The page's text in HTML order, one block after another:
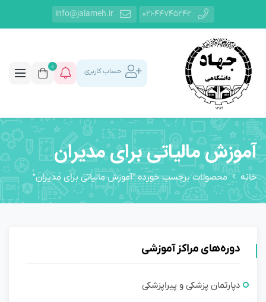
021-44745242
info@jalameh.ir
حساب کاربری
0
آموزش مالیاتی برای مدیران
خانه محصولات برچسب خورده “آموزش مالیاتی برای مدیران”
دوره‌های مراکز آموزشی
دپارتمان پزشکی و پیراپزشکی